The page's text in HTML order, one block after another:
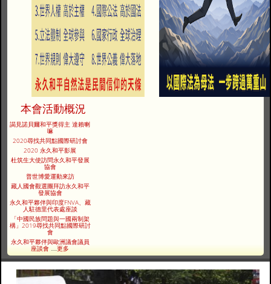
本會活動概況
謁見諾貝爾和平獎得主 達賴喇
嘛
2020尋找共同點國際研討會
2020 永久和平影展
杜筑生大使訪問永久和平發展
協會
普世博愛運動來訪
藏人國會觀選團拜訪永久和平
發展協會
永久和平夥伴與印度FNVA、藏
人駐德里代表處座談
「中國民族問題與一國兩制架
構」2019尋找共同點國際研討
會
永久和平夥伴與歐洲議會議員
座談會.....更多